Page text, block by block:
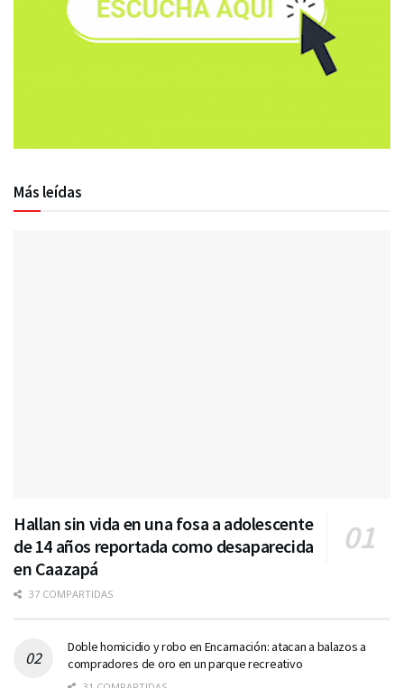
Más leídas
Hallan sin vida en una fosa a adolescente
de 14 años reportada como desaparecida
en Caazapá
37 COMPARTIDAS
Doble homicidio y robo en Encarnación: atacan a balazos a
compradores de oro en un parque recreativo